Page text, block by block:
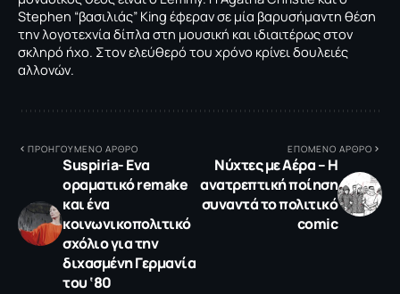
Stephen “βασιλιάς” Κing έφεραν σε μία βαρυσήμαντη θέση
την λογοτεχνία δίπλα στη μουσική και ιδιαιτέρως στον
σκληρό ήχο. Στον ελεύθερό του χρόνο κρίνει δουλειές
αλλονών.
ΠΡΟΗΓΟΥΜΕΝΟ ΑΡΘΡΟ
Suspiria- Eνα
οραματικό remake
και ένα
κοινωνικοπολιτικό
σχόλιο για την
διχασμένη Γερμανία
του ‘80
ΕΠΟΜΕΝΟ ΑΡΘΡΟ
Νύχτες με Αέρα – Η
ανατρεπτική ποίηση
συναντά το πολιτικό
comic